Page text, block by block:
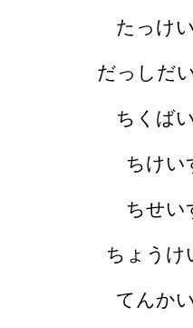
たっけ
だっしだ
ちくば
ちけい
ちせい
ちょうけ
てんか